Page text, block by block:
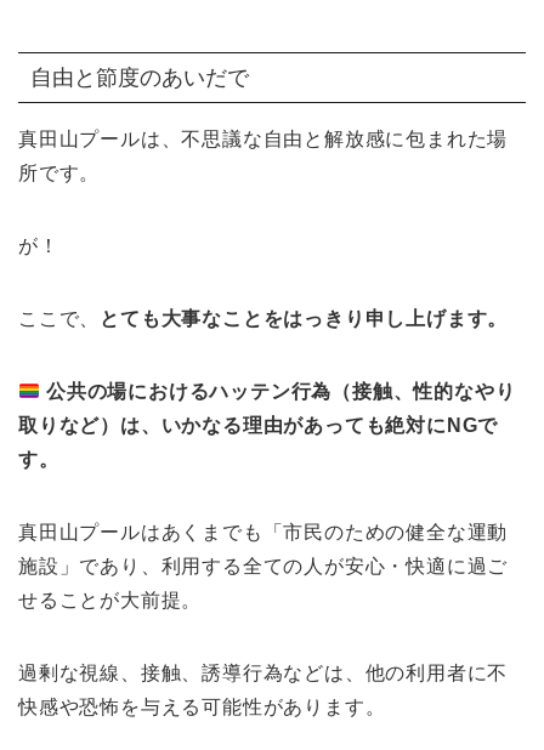
自由と節度のあいだで
真田山プールは、不思議な自由と解放感に包まれた場
所です。
が！
ここで、 とても大事なことをはっきり申し上げます。
公共の場におけるハッテン行為（接触、性的なやり
取りなど）は、いかなる理由があっても絶対にNGで
す。
真田山プールはあくまでも「市民のための健全な運動
施設」であり、利用する全ての人が安心・快適に過ご
せることが大前提。
過剰な視線、接触、誘導行為などは、他の利用者に不
快感や恐怖を与える可能性があります。